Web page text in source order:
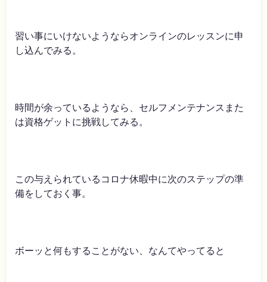
習い事にいけないようならオンラインのレッスンに申
し込んでみる。
時間が余っているようなら、セルフメンテナンスまた
は資格ゲットに挑戦してみる。
この与えられているコロナ休暇中に次のステップの準
備をしておく事。
ボーッと何もすることがない、なんてやってると